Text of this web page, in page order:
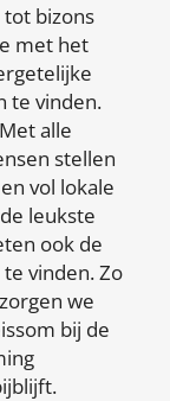
tot bizons
met het
te vinden.
alle
stellen
vol lokale
leukste
ook de
vinden. Zo
we
bij de